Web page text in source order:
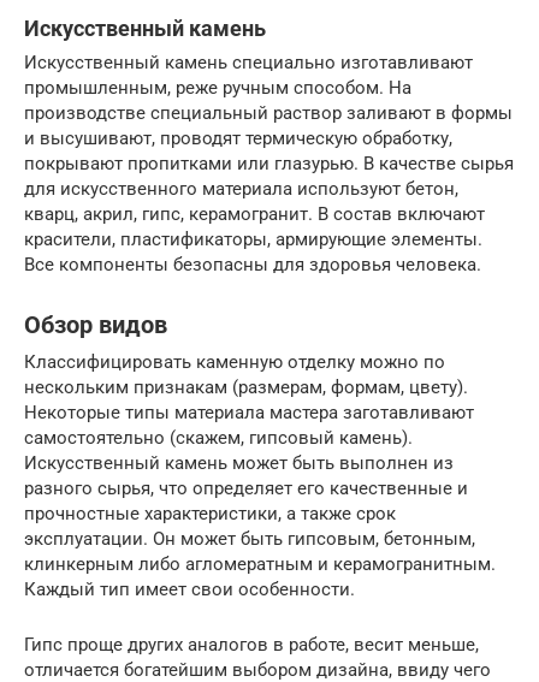
Искусственный камень
Искусственный камень специально изготавливают
промышленным, реже ручным способом. На
производстве специальный раствор заливают в формы
и высушивают, проводят термическую обработку,
покрывают пропитками или глазурью. В качестве сырья
для искусственного материала используют бетон,
кварц, акрил, гипс, керамогранит. В состав включают
красители, пластификаторы, армирующие элементы.
Все компоненты безопасны для здоровья человека.
Обзор видов
Классифицировать каменную отделку можно по
нескольким признакам (размерам, формам, цвету).
Некоторые типы материала мастера заготавливают
самостоятельно (скажем, гипсовый камень).
Искусственный камень может быть выполнен из
разного сырья, что определяет его качественные и
прочностные характеристики, а также срок
эксплуатации. Он может быть гипсовым, бетонным,
клинкерным либо агломератным и керамогранитным.
Каждый тип имеет свои особенности.
Гипс проще других аналогов в работе, весит меньше,
отличается богатейшим выбором дизайна, ввиду чего